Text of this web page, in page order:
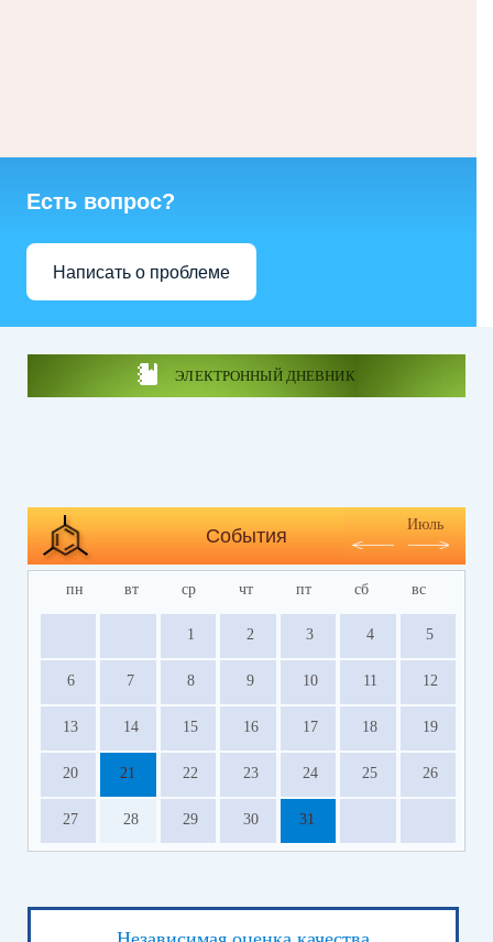
Есть вопрос?
Написать о проблеме
ЭЛЕКТРОННЫЙ ДНЕВНИК
События
Июль
пн вт ср чт пт сб вс
1 2 3 4 5
6 7 8 9 10 11 12
13 14 15 16 17 18 19
20 21 22 23 24 25 26
27 28 29 30 31